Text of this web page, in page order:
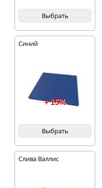
Выбрать
Синий
+ 15%
Выбрать
Слива Валлис